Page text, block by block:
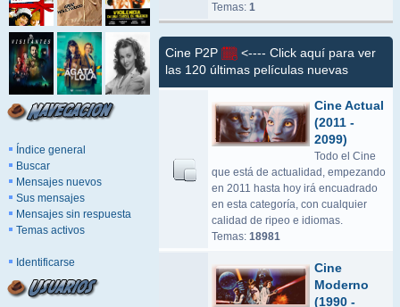
Índice general
Buscar
Mensajes nuevos
Sus mensajes
Mensajes sin respuesta
Temas activos
Identificarse
Temas: 1
Cine P2P
<---- Click aquí para ver
las 120 últimas películas nuevas
Cine Actual
(2011 -
2099)
Todo el Cine
que está de actualidad, empezando
en 2011 hasta hoy irá encuadrado
en esta categoría, con cualquier
calidad de ripeo e idiomas.
Temas: 18981
Cine
Moderno
(1990 -